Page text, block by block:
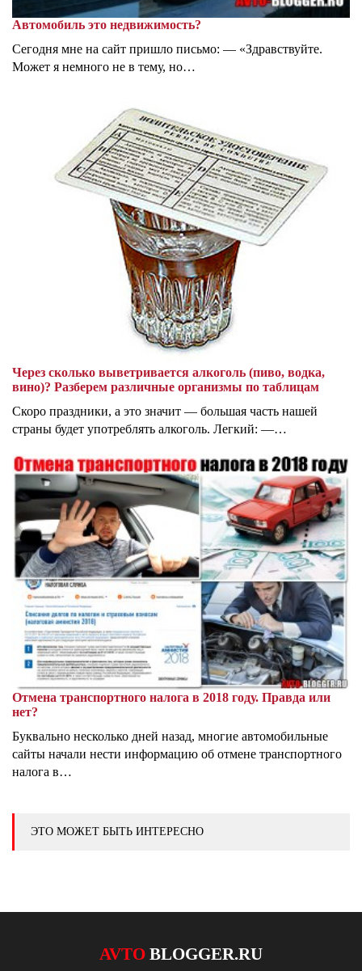
Автомобиль это недвижимость?
Сегодня мне на сайт пришло письмо: — «Здравствуйте.
Может я немного не в тему, но…
Через сколько выветривается алкоголь (пиво, водка,
вино)? Разберем различные организмы по таблицам
Скоро праздники, а это значит — большая часть нашей
страны будет употреблять алкоголь. Легкий: —…
Отмена транспортного налога в 2018 году. Правда или
нет?
Буквально несколько дней назад, многие автомобильные
сайты начали нести информацию об отмене транспортного
налога в…
ЭТО МОЖЕТ БЫТЬ ИНТЕРЕСНО
AVTO BLOGGER.RU